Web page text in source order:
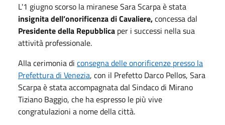
L'1 giugno scorso la miranese Sara Scarpa è stata
insignita dell’onorificenza di Cavaliere,concessa dal
Presidente della Repubblica per i successi nella sua
attività professionale.
Alla cerimonia di consegna delle onorificenze presso la
Prefettura di Venezia, con il Prefetto Darco Pellos, Sara
Scarpa è stata accompagnata dal Sindaco di Mirano
Tiziano Baggio, che ha espresso le più vive
congratulazioni a nome della città.